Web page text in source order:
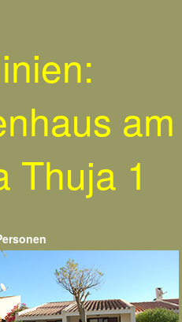
Thuja 1